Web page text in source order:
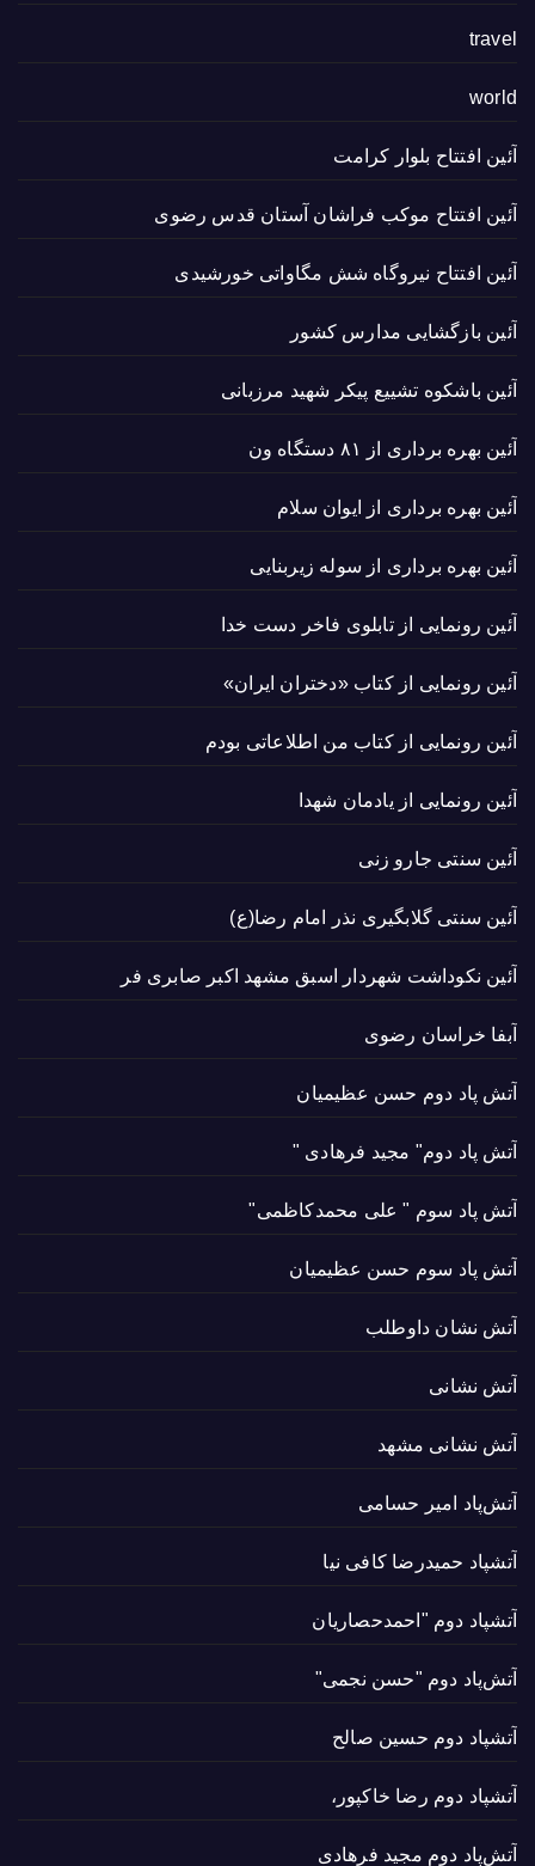
travel
world
آئین افتتاح بلوار کرامت
آئین افتتاح موکب فراشان آستان قدس رضوی
آئین افتتاح نیروگاه شش مگاواتی خورشیدی
آئین بازگشایی مدارس کشور
آئین باشکوه تشییع پیکر شهید مرزبانی
آئین بهره برداری از ۸۱ دستگاه ون
آئین بهره برداری از ایوان سلام
آئین بهره برداری از سوله زیربنایی
آئین رونمایی از تابلوی فاخر دست خدا
آئین رونمایی از کتاب «دختران ایران»
آئین رونمایی از کتاب من اطلاعاتی بودم
آئین رونمایی از یادمان شهدا
آئین سنتی جارو زنی
آئین سنتی گلابگیری نذر امام رضا(ع)
آئین نکوداشت شهردار اسبق مشهد اکبر صابری فر
آبفا خراسان رضوی
آتش پاد دوم حسن عظیمیان
آتش پاد دوم" مجید فرهادی "
آتش پاد سوم " علی محمدکاظمی"
آتش پاد سوم حسن عظیمیان
آتش نشان داوطلب
آتش نشانی
آتش نشانی مشهد
آتش‌پاد امیر حسامی
آتشپاد حميدرضا کافی نیا
آتشپاد دوم "احمدحصاریان
آتش‌پاد دوم "حسن نجمی"
آتشپاد دوم حسین صالح
آتشپاد دوم رضا خاکپور،
آتش‌پاد دوم مجید فرهادی